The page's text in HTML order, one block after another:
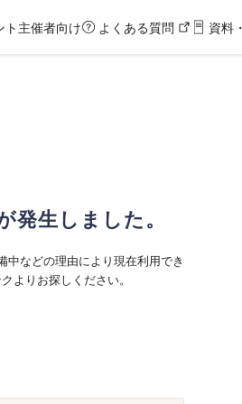
ト主催者向け よくある質問 資料
発生しました。
中などの理由により現在利用でき
よりお探しください。